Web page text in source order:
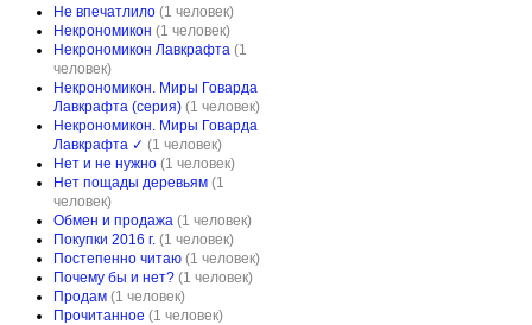
Не впечатлило (1 человек)
Некрономикон (1 человек)
Некрономикон Лавкрафта (1
человек)
Некрономикон. Миры Говарда
Лавкрафта (серия) (1 человек)
Некрономикон. Миры Говарда
Лавкрафта ✓ (1 человек)
Нет и не нужно (1 человек)
Нет пощады деревьям (1
человек)
Обмен и продажа (1 человек)
Покупки 2016 г. (1 человек)
Постепенно читаю (1 человек)
Почему бы и нет? (1 человек)
Продам (1 человек)
Прочитанное (1 человек)